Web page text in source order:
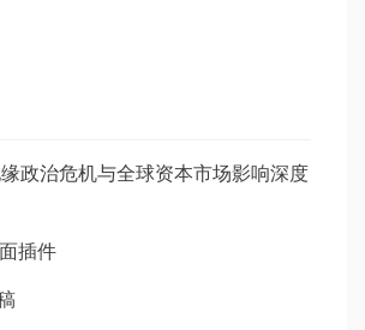
政治危机与全球资本市场影响深度
插件